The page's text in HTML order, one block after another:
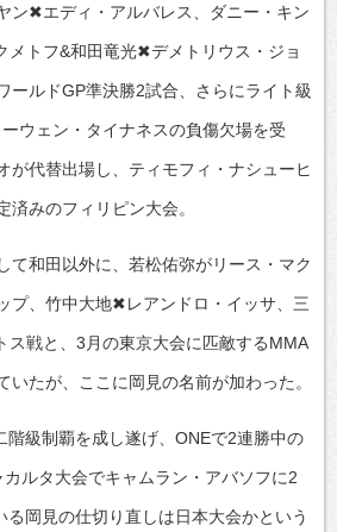
ン✖エディ・アルバレス、ダニー・キン
メトフ&和田竜光✖デメトリウス・ジョ
ールドGP準決勝2試合、さらにライト級
ウェン・タイナネスの負傷欠場を受
が代替出場し、ティモフィ・ナシューヒ
済みのフィリピン大会。
て和田以外に、若松佑弥がリース・マク
プ、竹中大地✖レアンドロ・イッサ、三
戦と、3月の東京大会に匹敵するMMA
いたが、ここに岡見の名前が加わった。
階級制覇を成し遂げ、ONEで2連勝中の
ルタ大会でキャムラン・アバソフに2
る岡見の仕切り直しは日本大会かという